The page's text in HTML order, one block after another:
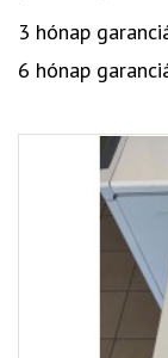
3 hónap
6 hónap